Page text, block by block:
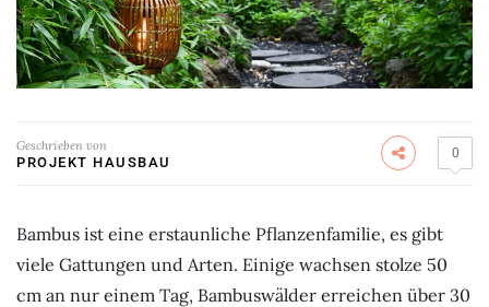
Geschrieben von
PROJEKT HAUSBAU
0
Bambus ist eine erstaunliche Pflanzenfamilie, es gibt
viele Gattungen und Arten. Einige wachsen stolze 50
cm an nur einem Tag, Bambuswälder erreichen über 30